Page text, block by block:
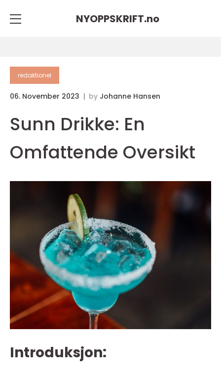
NYOPPSKRIFT.no
redaktionel
06. November 2023 by Johanne Hansen
Sunn Drikke: En
Omfattende Oversikt
Introduksjon: